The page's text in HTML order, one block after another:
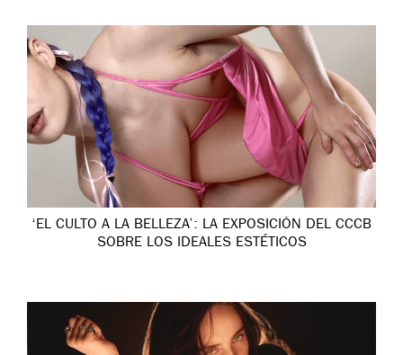
‘EL CULTO A LA BELLEZA’: LA EXPOSICIÓN DEL CCCB
SOBRE LOS IDEALES ESTÉTICOS